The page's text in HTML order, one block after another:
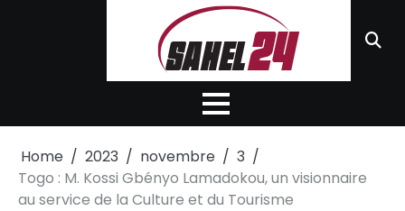
Home 2023 novembre
3
Togo : M. Kossi Gbényo Lamadokou, un visionnaire
au service de la Culture et du Tourisme